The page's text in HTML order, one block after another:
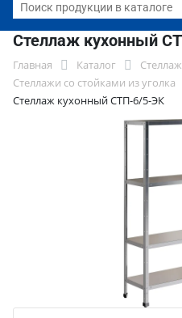
Стеллаж кухонный
Главная Каталог
Стеллажи со стойками из уголка
Стеллаж кухонный СТП-6/5-ЭК